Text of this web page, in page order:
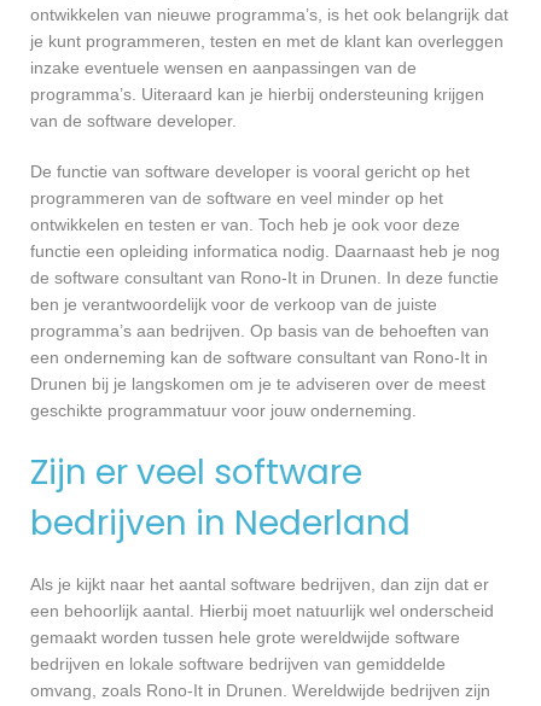
ontwikkelen van nieuwe programma’s, is het ook belangrijk dat
je kunt programmeren, testen en met de klant kan overleggen
inzake eventuele wensen en aanpassingen van de
programma’s. Uiteraard kan je hierbij ondersteuning krijgen
van de software developer.
De functie van software developer is vooral gericht op het
programmeren van de software en veel minder op het
ontwikkelen en testen er van. Toch heb je ook voor deze
functie een opleiding informatica nodig. Daarnaast heb je nog
de software consultant van Rono-It in Drunen. In deze functie
ben je verantwoordelijk voor de verkoop van de juiste
programma’s aan bedrijven. Op basis van de behoeften van
een onderneming kan de software consultant van Rono-It in
Drunen bij je langskomen om je te adviseren over de meest
geschikte programmatuur voor jouw onderneming.
Zijn er veel software
bedrijven in Nederland
Als je kijkt naar het aantal software bedrijven, dan zijn dat er
een behoorlijk aantal. Hierbij moet natuurlijk wel onderscheid
gemaakt worden tussen hele grote wereldwijde software
bedrijven en lokale software bedrijven van gemiddelde
omvang, zoals Rono-It in Drunen. Wereldwijde bedrijven zijn